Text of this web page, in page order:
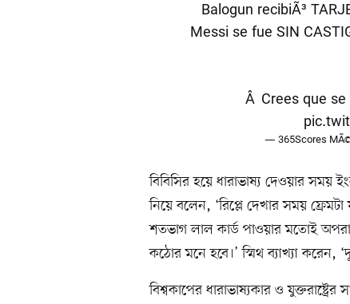
Balogun recibiÃ³
Messi se fue SIN
Â¿Crees que se
— 365Scores
বিবিসির হয়ে ধারাভাষ্য দেওয়ার সময়
নিয়ে বলেন, ‘রিপ্লে দেখার সময়
শতভাগ লাল কার্ড পাওয়ার মতোই
কঠোর মনে হবে।’ স্মিথ ব্যাখ্যা করেন,
বিশ্বকাপের ধারাভাষ্যকার ও